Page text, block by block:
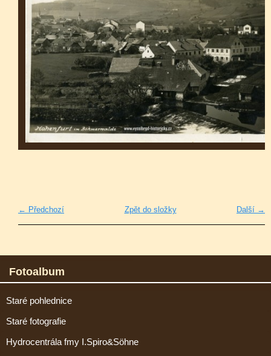
← Předchozí Další →
Zpět do složky
Fotoalbum
Staré pohlednice
Staré fotografie
Hydrocentrála fmy I.Spiro&Söhne